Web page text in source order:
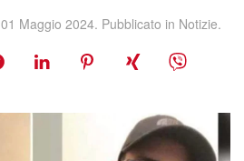
01 Maggio 2024. Pubblicato in Notizie.